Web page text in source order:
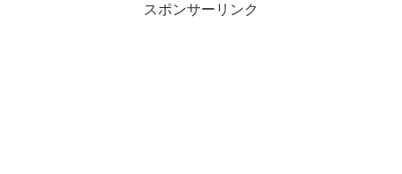
スポンサーリンク